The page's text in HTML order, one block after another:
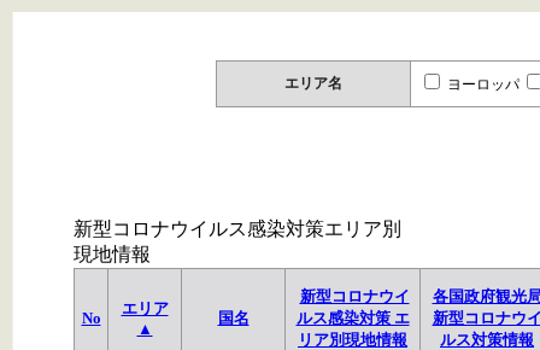
エリア名 ヨーロッパ
新型コロナウイルス感染対策エリア別
現地情報
No
エリア
▲
国名
新型コロナウイ
ルス感染対策 エ
リア別現地情報
各国政府観光
新型コロナウ
ルス対策情報